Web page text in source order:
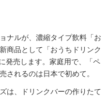
ナルが、濃縮タイプ飲料「お
商品として「おうちドリンク
発売します。家庭用で、「ペ
されるのは日本で初めて。
は、ドリンクバーの作りたて